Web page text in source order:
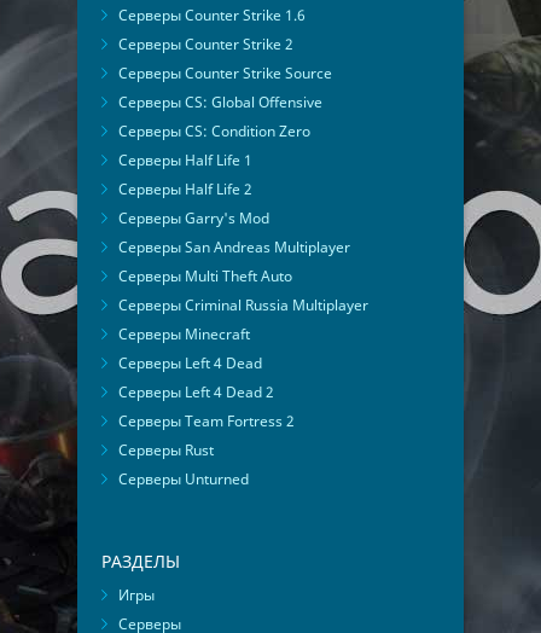
Серверы Counter Strike 1.6
Серверы Counter Strike 2
Серверы Counter Strike Source
Серверы CS: Global Offensive
Серверы CS: Condition Zero
Серверы Half Life 1
Серверы Half Life 2
Серверы Garry's Mod
Серверы San Andreas Multiplayer
Серверы Multi Theft Auto
Серверы Criminal Russia Multiplayer
Серверы Minecraft
Серверы Left 4 Dead
Серверы Left 4 Dead 2
Серверы Team Fortress 2
Серверы Rust
Серверы Unturned
РАЗДЕЛЫ
Игры
Серверы